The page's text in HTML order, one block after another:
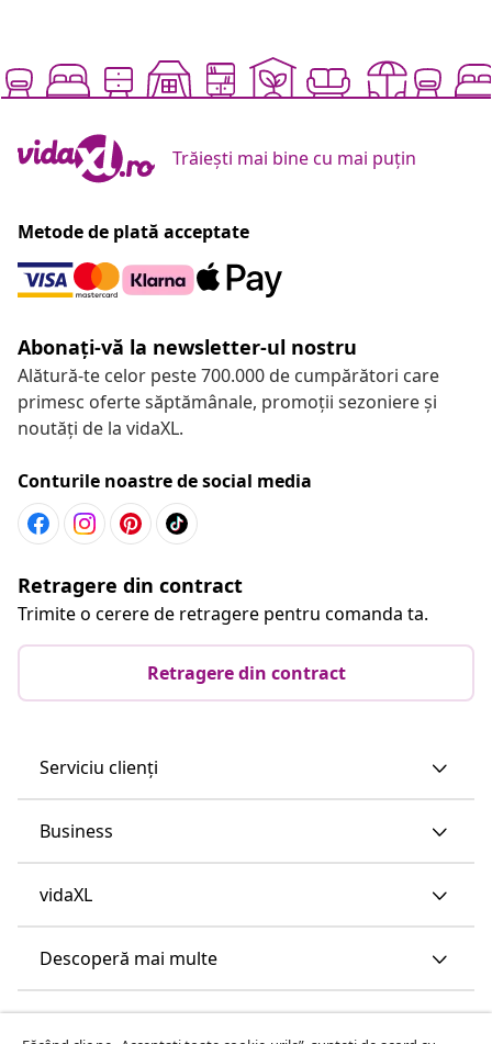
Trăiești mai bine cu mai puțin
Metode de plată acceptate
Abonați-vă la newsletter-ul nostru
Alătură-te celor peste 700.000 de cumpărători care
primesc oferte săptămânale, promoții sezoniere și
noutăți de la vidaXL.
Conturile noastre de social media
Retragere din contract
Trimite o cerere de retragere pentru comanda ta.
Retragere din contract
Serviciu clienți
Business
vidaXL
Descoperă mai multe